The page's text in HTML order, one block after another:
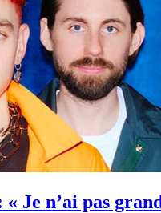
Je n’ai pas